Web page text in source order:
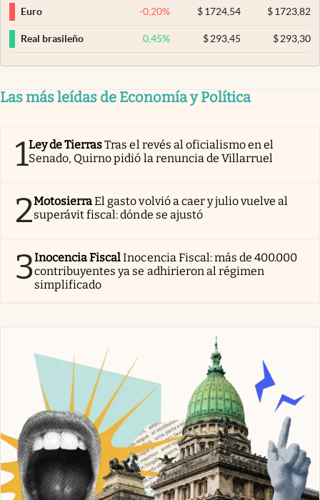
Euro -0,20% $ 1724,54 $1723,82
Real brasileño 0,45% $ 293,45 $293,30
Las más leídas de Economía y Política
1Ley de TierrasTras el revés al oficialismo en el
Senado, Quirno pidió la renuncia de Villarruel
2MotosierraEl gasto volvió a caer y julio vuelve al
superávit fiscal: dónde se ajustó
3Inocencia FiscalInocencia Fiscal: más de 400.000
contribuyentes ya se adhirieron al régimen
simplificado